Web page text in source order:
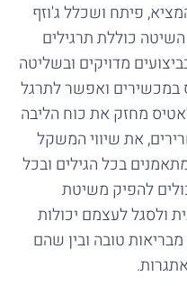
פיתח ושכלל ג'וזף
כוללת תרגילים
מדויקים ובשליטה
במכשירים ואפשר לתרגל
מחזק את כוח הליבה
את שיווי המשקל
בכל הגילים ובכל
להפיק משיטת
ולסגל לעצמם יכולות
מבריאות טובה ובין שהם